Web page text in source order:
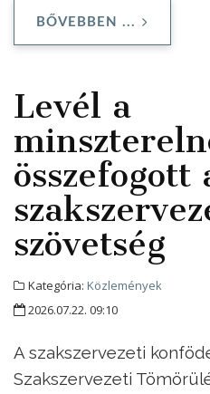
BŐVEBBEN ...
Levél a
összefogott
szövetség
Kategória: Közlemények
2026.07.22. 09:10
A szakszervezeti
Szakszervezeti